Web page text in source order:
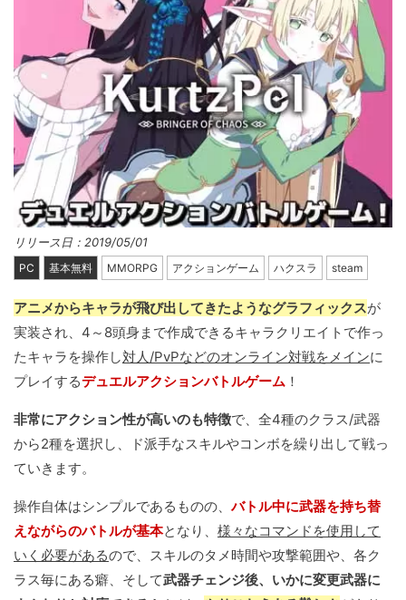
リリース日：2019/05/01
PC 基本無料 MMORPG アクションゲーム ハクスラ steam
アニメからキャラが飛び出してきたようなグラフィックスが
実装され、4～8頭身まで作成できるキャラクリエイトで作っ
たキャラを操作し対人/PvPなどのオンライン対戦をメインに
プレイするデュエルアクションバトルゲーム ！
非常にアクション性が高いのも特徴で、全4種のクラス/武器
から2種を選択し、ド派手なスキルやコンボを繰り出して戦っ
ていきます。
操作自体はシンプルであるものの、バトル中に武器を持ち替
えながらのバトルが基本となり、 様々なコマンドを使用して
いく必要があるので、スキルのタメ時間や攻撃範囲や、各ク
ラス毎にある癖、そして武器チェンジ後、いかに変更武器に